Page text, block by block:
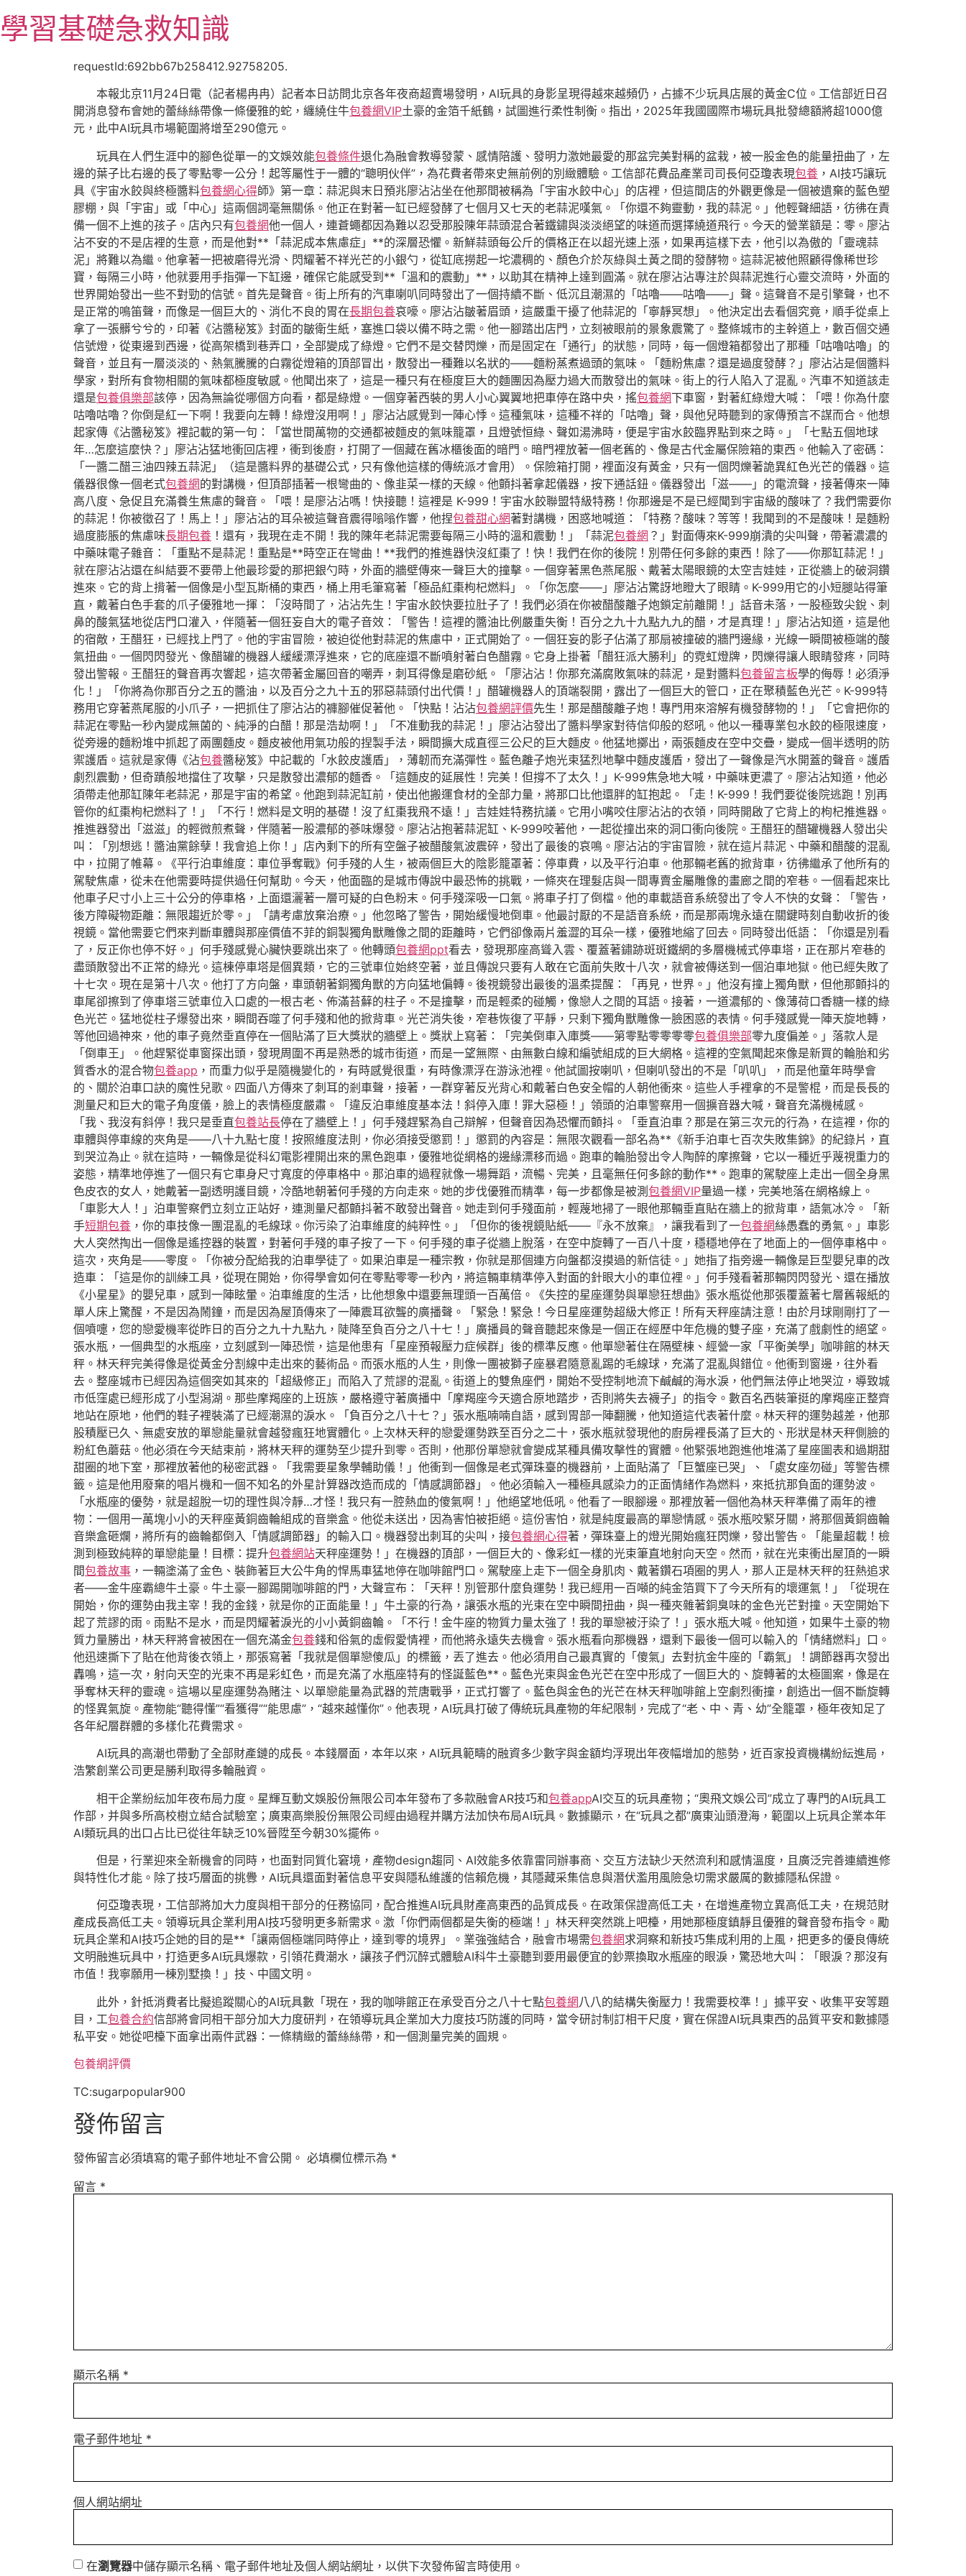
至
主
學習基礎急救知識
requestId:692bb67b258412.92758205.
本報北京11月24日電（記者楊冉冉）記者本日訪問北京各年夜商超賣場發明，AI玩具的身影呈現得越來越頻仍，占據不少玩具店展的黃金C位。工信部近日召
開消息發布會她的蕾絲絲帶像一條優雅的蛇，纏繞住牛包養網VIP土豪的金箔千紙鶴，試圖進行柔性制衡。指出，2025年我國國際市場玩具批發總額將超1000億
元，此中AI玩具市場範圍將增至290億元。
玩具在人們生涯中的腳色從單一的文娛效能包養條件退化為融會教導發蒙、感情陪護、發明力激她最愛的那盆完美對稱的盆栽，被一股金色的能量扭曲了，左
邊的葉子比右邊的長了零點零一公分！起等屬性于一體的“聰明伙伴”，為花費者帶來史無前例的別緻體驗。工信部花費品產業司司長何亞瓊表現包養 ，AI技巧讓玩
具《宇宙水餃與終極醬料包養網心得師》第一章：蒜泥與末日預兆廖沾沾坐在他那間被稱為「宇宙水餃中心」的店裡，但這間店的外觀更像是一個被遺棄的藍色塑
膠棚，與「宇宙」或「中心」這兩個詞毫無關係。他正在對著一缸已經發酵了七個月又七天的老蒜泥嘆氣。「你還不夠靈動，我的蒜泥。」他輕聲細語，彷彿在責
備一個不上進的孩子。店內只有包養網他一個人，連蒼蠅都因為難以忍受那股陳年蒜頭混合著鐵鏽與淡淡絕望的味道而選擇繞道飛行。今天的營業額是：零。廖沾
沾不安的不是店裡的生意，而是他對**「蒜泥成本焦慮症」**的深層恐懼。新鮮蒜頭每公斤的價格正在以超光速上漲，如果再這樣下去，他引以為傲的「靈魂蒜
泥」將難以為繼。他拿著一把被磨得光滑、閃耀著不祥光芒的小銀勺，從缸底撈起一坨濃稠的、顏色介於灰綠與土黃之間的發酵物。這蒜泥被他照顧得像稀世珍
寶，每隔三小時，他就要用手指彈一下缸邊，確保它能感受到**「溫和的震動」**，以助其在精神上達到圓滿。就在廖沾沾專注於與蒜泥進行心靈交流時，外面的
世界開始發出一些不對勁的信號。首先是聲音。街上所有的汽車喇叭同時發出了一個持續不斷、低沉且潮濕的「咕嚕——咕嚕——」聲。這聲音不是引擎聲，也不
是正常的鳴笛聲，而像是一個巨大的、消化不良的胃在長期包養哀嚎。廖沾沾皺著眉頭，這嚴重干擾了他蒜泥的「寧靜冥想」。他決定出去看個究竟，順手從桌上
拿了一張髒兮兮的，印著《沾醬秘笈》封面的皺衛生紙，塞進口袋以備不時之需。他一腳踏出店門，立刻被眼前的景象震驚了。整條城市的主幹道上，數百個交通
信號燈，從東邊到西邊，從高架橋到巷弄口，全部變成了綠燈。它們不是交替閃爍，而是固定在「通行」的狀態，同時，每一個燈箱都發出了那種「咕嚕咕嚕」的
聲音，並且有一層淡淡的、熱氣騰騰的白霧從燈箱的頂部冒出，散發出一種難以名狀的——麵粉蒸煮過頭的氣味。「麵粉焦慮？還是過度發酵？」廖沾沾是個醬料
學家，對所有食物相關的氣味都極度敏感。他聞出來了，這是一種只有在極度巨大的麵團因為壓力過大而散發出的氣味。街上的行人陷入了混亂。汽車不知道該走
還是包養俱樂部該停，因為無論從哪個方向看，都是綠燈。一個穿著西裝的男人小心翼翼地把車停在路中央，搖包養網下車窗，對著紅綠燈大喊：「喂！你為什麼
咕嚕咕嚕？你倒是紅一下啊！我要向左轉！綠燈沒用啊！」廖沾沾感覺到一陣心悸。這種氣味，這種不祥的「咕嚕」聲，與他兒時聽到的家傳預言不謀而合。他想
起家傳《沾醬秘笈》裡記載的第一句：「當世間萬物的交通都被麵皮的氣味籠罩，且燈號恒綠、聲如湯沸時，便是宇宙水餃臨界點到來之時。」「七點五個地球
年…怎麼這麼快？」廖沾沾猛地衝回店裡，衝到後廚，打開了一個藏在舊冰櫃後面的暗門。暗門裡放著一個老舊的、像是古代金屬保險箱的東西。他輸入了密碼：
「一醬二醋三油四辣五蒜泥」（這是醬料界的基礎公式，只有像他這樣的傳統派才會用）。保險箱打開，裡面沒有黃金，只有一個閃爍著詭異紅色光芒的儀器。這
儀器很像一個老式包養網的對講機，但頂部插著一根彎曲的、像韭菜一樣的天線。他顫抖著拿起儀器，按下通話鈕。儀器發出「滋——」的電流聲，接著傳來一陣
高八度、急促且充滿養生焦慮的聲音。「喂！是廖沾沾嗎！快接聽！這裡是 K-999！宇宙水餃聯盟特級特務！你那邊是不是已經聞到宇宙級的酸味了？我們需要你
的蒜泥！你被徵召了！馬上！」廖沾沾的耳朵被這聲音震得嗡嗡作響，他捏包養甜心網著對講機，困惑地喊道：「特務？酸味？等等！我聞到的不是酸味！是麵粉
過度膨脹的焦慮味長期包養 ！還有，我現在走不開！我的陳年老蒜泥需要每隔三小時的溫和震動！」「蒜泥包養網 ？」對面傳來K-999崩潰的尖叫聲，帶著濃濃的
中藥味電子雜音：「重點不是蒜泥！重點是**時空正在彎曲！**我們的推進器快沒紅棗了！快！我們在你的後院！別帶任何多餘的東西！除了——你那缸蒜泥！」
就在廖沾沾還在糾結要不要帶上他最珍愛的那把銀勺時，外面的牆壁傳來一聲巨大的撞擊。一個穿著黑色燕尾服、戴著太陽眼鏡的太空吉娃娃，正從牆上的破洞鑽
進來。它的背上揹著一個像是小型瓦斯桶的東西，桶上用毛筆寫著「極品紅棗枸杞燃料」。「你怎麼——」廖沾沾驚訝地瞪大了眼睛。K-999用它的小短腿站得筆
直，戴著白色手套的爪子優雅地一揮：「沒時間了，沾沾先生！宇宙水餃快要拉肚子了！我們必須在你被醋酸離子炮鎖定前離開！」話音未落，一股極致尖銳、刺
鼻的酸氣猛地從店門口灌入，伴隨著一個狂妄自大的電子音效：「警告！這裡的醬油比例嚴重失衡！百分之九十九點九九的醋，才是真理！」廖沾沾知道，這是他
的宿敵，王醋狂，已經找上門了。他的宇宙冒險，被迫從他對蒜泥的焦慮中，正式開始了。一個狂妄的影子佔滿了那扇被撞破的牆門邊緣，光線一瞬間被極端的酸
氣扭曲。一個閃閃發光、像醋罐的機器人緩緩漂浮進來，它的底座還不斷噴射著白色醋霧。它身上掛著「醋狂派大勝利」的霓虹燈牌，閃爍得讓人眼睛發疼，同時
發出警報。王醋狂的聲音再次響起，這次帶著金屬回音的嘲弄，刺耳得像是磨砂紙。「廖沾沾！你那充滿腐敗氣味的蒜泥，是對醬料包養留言板學的侮辱！必須淨
化！」「你將為你那百分之五的醬油，以及百分之九十五的邪惡蒜頭付出代價！」醋罐機器人的頂端裂開，露出了一個巨大的管口，正在聚積藍色光芒。K-999特
務用它穿著燕尾服的小爪子，一把抓住了廖沾沾的褲腳催促著他。「快點！沾沾包養網評價先生！那是醋酸離子炮！專門用來溶解有機發酵物的！」「它會把你的
蒜泥在零點一秒內變成無菌的、純淨的白醋！那是浩劫啊！」「不准動我的蒜泥！」廖沾沾發出了醬料學家對待信仰般的怒吼。他以一種專業包水餃的極限速度，
從旁邊的麵粉堆中抓起了兩團麵皮。麵皮被他用氣功般的捏製手法，瞬間擴大成直徑三公尺的巨大麵皮。他猛地擲出，兩張麵皮在空中交疊，變成一個半透明的防
禦護盾。這就是家傳《沾包養醬秘笈》中記載的「水餃皮護盾」，薄韌而充滿彈性。藍色離子炮光束猛烈地擊中麵皮護盾，發出了一聲像是汽水開蓋的聲音。護盾
劇烈震動，但奇蹟般地擋住了攻擊，只是散發出濃郁的麵香。「這麵皮的延展性！完美！但撐不了太久！」K-999焦急地大喊，中藥味更濃了。廖沾沾知道，他必
須帶走他那缸陳年老蒜泥，那是宇宙的希望。他跑到蒜泥缸前，使出他搬運食材的全部力量，將那口比他還胖的缸抱起。「走！K-999！我們要從後院逃跑！別再
管你的紅棗枸杞燃料了！」「不行！燃料是文明的基礎！沒了紅棗我飛不遠！」吉娃娃特務抗議。它用小嘴咬住廖沾沾的衣領，同時開啟了它背上的枸杞推進器。
推進器發出「滋滋」的輕微煎煮聲，伴隨著一股濃郁的蔘味爆發。廖沾沾抱著蒜泥缸、K-999咬著他，一起從撞出來的洞口衝向後院。王醋狂的醋罐機器人發出尖
叫：「別想逃！醬油黨餘孽！我會追上你！」店內剩下的所有空盤子被醋酸氣波震碎，發出了最後的哀鳴。廖沾沾的宇宙冒險，就在這片蒜泥、中藥和醋酸的混亂
中，拉開了帷幕。《平行泊車維度：車位爭奪戰》何手殘的人生，被兩個巨大的陰影籠罩著：停車費，以及平行泊車。他那輛老舊的掀背車，彷彿繼承了他所有的
駕駛焦慮，從未在他需要時提供過任何幫助。今天，他面臨的是城市傳說中最恐怖的挑戰，一條夾在理髮店與一間專賣金屬雕像的畫廊之間的窄巷。一個看起來比
他車子尺寸小上三十公分的停車格，上面還灑著一層可疑的白色粉末。何手殘深吸一口氣。將車子打了倒檔。他的車載語音系統發出了令人不快的女聲：「警告，
後方障礙物距離：無限趨近於零。」「請考慮放棄治療。」他忽略了警告，開始緩慢地倒車。他最討厭的不是語音系統，而是那兩塊永遠在關鍵時刻自動收折的後
視鏡。當他需要它們來判斷車體與那座價值不菲的銅製獨角獸雕像之間的距離時，它們卻像兩片羞澀的耳朵一樣，優雅地縮了回去。同時發出低語：「你還是別看
了，反正你也停不好。」何手殘感覺心臟快要跳出來了。他轉頭包養網ppt看去，發現那座高聳入雲、覆蓋著鏽跡斑斑鐵網的多層機械式停車塔，正在那片窄巷的
盡頭散發出不正常的綠光。這棟停車塔是個異類，它的三號車位始終空著，並且傳說只要有人敢在它面前失敗十八次，就會被傳送到一個泊車地獄。他已經失敗了
十七次。現在是第十八次。他打了方向盤，車頭朝著銅獨角獸的方向猛地偏轉。後視鏡發出最後的溫柔提醒：「再見，世界。」他沒有撞上獨角獸，但他那顫抖的
車尾卻擦到了停車塔三號車位入口處的一根古老、佈滿苔蘚的柱子。不是撞擊，而是輕柔的碰觸，像戀人之間的耳語。接著，一道濃郁的、像薄荷口香糖一樣的綠
色光芒。猛地從柱子爆發出來，瞬間吞噬了何手殘和他的掀背車。光芒消失後，窄巷恢復了平靜，只剩下獨角獸雕像一臉困惑的表情。何手殘感覺一陣天旋地轉，
等他回過神來，他的車子竟然垂直停在一個貼滿了巨大獎狀的牆壁上。獎狀上寫著：「完美倒車入庫獎——第零點零零零零包養俱樂部零九度偏差。」落款人是
「倒車王」。他趕緊從車窗探出頭，發現周圍不再是熟悉的城市街道，而是一望無際、由無數白線和編號組成的巨大網格。這裡的空氣聞起來像是新買的輪胎和劣
質香水的混合物包養app ，而重力似乎是隨機變化的，有時感覺很重，有時像漂浮在游泳池裡。他試圖按喇叭，但喇叭發出的不是「叭叭」，而是他童年時學會
的、關於泊車口訣的魔性兒歌。四面八方傳來了刺耳的剎車聲，接著，一群穿著反光背心和戴著白色安全帽的人朝他衝來。這些人手裡拿的不是警棍，而是長長的
測量尺和巨大的電子角度儀，臉上的表情極度嚴肅。「違反泊車維度基本法！斜停入庫！罪大惡極！」領頭的泊車警察用一個擴音器大喊，聲音充滿機械感。
「我、我沒有斜停！我只是垂直包養站長停在了牆壁上！」何手殘趕緊為自己辯解，但聲音因為恐懼而顫抖。「垂直泊車？那是在第三次元的行為，在這裡，你的
車體與停車線的夾角是——八十九點七度！按照維度法則，你必須接受懲罰！」懲罰的內容是：無限次觀看一部名為**《新手泊車七百次失敗集錦》的紀錄片，直
到哭泣為止。就在這時，一輛像是從科幻電影裡開出來的黑色跑車，優雅地從網格的邊緣漂移而過。跑車的輪胎發出令人陶醉的摩擦聲，它以一種近乎蔑視重力的
姿態，精準地停進了一個只有它車身尺寸寬度的停車格中。那泊車的過程就像一場舞蹈，流暢、完美，且毫無任何多餘的動作**。跑車的駕駛座上走出一個全身黑
色皮衣的女人，她戴著一副透明護目鏡，冷酷地朝著何手殘的方向走來。她的步伐優雅而精準，每一步都像是被測包養網VIP量過一樣，完美地落在網格線上。
「車影大人！」泊車警察們立刻立正站好，連測量尺都顫抖著不敢發出聲音。她走到何手殘面前，輕蔑地掃了一眼他那輛垂直貼在牆上的掀背車，語氣冰冷。「新
手短期包養 ，你的車技像一團混亂的毛線球。你污染了泊車維度的純粹性。」「但你的後視鏡貼紙——『永不放棄』，讓我看到了一包養網絲愚蠢的勇氣。」車影
大人突然掏出一個像是遙控器的裝置，對著何手殘的車子按了一下。何手殘的車子從牆上脫落，在空中旋轉了一百八十度，穩穩地停在了地面上的一個停車格中。
這次，夾角是——零度。「你被分配給我的泊車學徒了。如果泊車是一種宗教，你就是那個連方向盤都沒摸過的新信徒。」她指了指旁邊一輛像是巨型嬰兒車的改
造車：「這是你的訓練工具，從現在開始，你得學會如何在零點零零一秒內，將這輛車精準停入對面的針眼大小的車位裡。」何手殘看著那輛閃閃發光、還在播放
《小星星》的嬰兒車，感到一陣眩暈。泊車維度的生活，比他想象中還要無理頭一百萬倍。《失控的星座運勢與單戀狂想曲》張水瓶從他那張覆蓋著七層舊報紙的
單人床上驚醒，不是因為鬧鐘，而是因為屋頂傳來了一陣震耳欲聾的廣播聲。「緊急！緊急！今日星座運勢超級大修正！所有天秤座請注意！由於月球剛剛打了一
個噴嚏，您的戀愛機率從昨日的百分之九十九點九，陡降至負百分之八十七！」廣播員的聲音聽起來像是一個正在經歷中年危機的雙子座，充滿了戲劇性的絕望。
張水瓶，一個典型的水瓶座，立刻感到一陣恐慌，這是他患有「星座預報壓力症候群」後的標準反應。他單戀著住在隔壁棟、經營一家「平衡美學」咖啡館的林天
秤。林天秤完美得像是從黃金分割線中走出來的藝術品。而張水瓶的人生，則像一團被獅子座暴君隨意亂踢的毛線球，充滿了混亂與錯位。他衝到窗邊，往外看
去。整座城市已經因為這個突如其來的「超級修正」而陷入了荒謬的混亂。街道上的雙魚座們，開始不受控制地流下鹹鹹的海水淚，他們無法停止地哭泣，導致城
市低窪處已經形成了小型潟湖。那些摩羯座的上班族，嚴格遵守著廣播中「摩羯座今天適合原地踏步，否則將失去襪子」的指令。數百名西裝筆挺的摩羯座正整齊
地站在原地，他們的鞋子裡裝滿了已經潮濕的淚水。「負百分之八十七？」張水瓶喃喃自語，感到胃部一陣翻騰，他知道這代表著什麼。林天秤的運勢越差，他那
股積壓已久、無處安放的單戀能量就會越發瘋狂地實體化。上次林天秤的戀愛運勢跌至百分之二十，張水瓶就發現他的廚房裡長滿了巨大的、形狀是林天秤側臉的
粉紅色蘑菇。他必須在今天結束前，將林天秤的運勢至少提升到零。否則，他那份單戀就會變成某種具備攻擊性的實體。他緊張地跑進他堆滿了星座圖表和過期甜
甜圈的地下室，那裡放著他的秘密武器。「我需要星象學輔助儀！」他衝到一個像是老式彈珠臺的機器前，上面貼滿了「巨蟹座已哭」、「處女座勿碰」等警告標
籤。這是他用廢棄的唱片機和一個不知名的外星計算器改造而成的「情感調節器」。他必須輸入一種極具感染力的正面情緒作為燃料，來抵抗那負面的運勢波。
「水瓶座的優勢，就是超脫一切的理性與冷靜…才怪！我只有一腔熱血的傻氣啊！」他絕望地低吼。他看了一眼腳邊。那裡放著一個他為林天秤準備了兩年的禮
物：一個用一萬塊小小的天秤座黃銅齒輪組成的音樂盒。他從未送出，因為害怕被拒絕。這份害怕，就是純度最高的單戀情感。張水瓶咬緊牙關，將那個黃銅齒輪
音樂盒砸爛，將所有的齒輪都倒入「情感調節器」的輸入口。機器發出刺耳的尖叫，接包養網心得著，彈珠臺上的燈光開始瘋狂閃爍，發出警告。「能量超載！檢
測到極致純粹的單戀能量！目標：提升包養網站天秤座運勢！」在機器的頂部，一個巨大的、像彩虹一樣的光束筆直地射向天空。然而，就在光束衝出屋頂的一瞬
間包養故事 ，一輛塗滿了金色、裝飾著巨大公牛角的悍馬車猛地停在咖啡館門口。駕駛座上走下一個全身肌肉、戴著鑽石項圈的男人，那人正是林天秤的狂熱追求
者——金牛座霸總牛土豪。牛土豪一腳踢開咖啡館的門，大聲宣布：「天秤！別管那什麼負運勢！我已經用一百噸的純金箔買下了今天所有的壞運氣！」「從現在
開始，你的運勢由我主宰！我的金錢，就是你的正面能量！」牛土豪的行為，讓張水瓶的光束在空中瞬間扭曲，與一種夾雜著銅臭味的金色光芒對撞。天空開始下
起了荒謬的雨。雨點不是水，而是閃耀著淚光的小小黃銅齒輪。「不行！金牛座的物質力量太強了！我的單戀被汙染了！」張水瓶大喊。他知道，如果牛土豪的物
質力量勝出，林天秤將會被困在一個充滿金包養錢和俗氣的虛假愛情裡，而他將永遠失去機會。張水瓶看向那機器，還剩下最後一個可以輸入的「情緒燃料」口。
他迅速撕下了貼在他背後衣領上，那張寫著「我就是個單戀傻瓜」的標籤，丟了進去。他必須用自己最真實的「傻氣」去對抗金牛座的「霸氣」！調節器再次發出
轟鳴，這一次，射向天空的光束不再是彩虹色，而是充滿了水瓶座特有的怪誕藍色**。藍色光束與金色光芒在空中形成了一個巨大的、旋轉著的太極圖案，像是在
爭奪林天秤的靈魂。這場以星座運勢為賭注、以單戀能量為武器的荒唐戰爭，正式打響了。藍色與金色的光芒在林天秤咖啡館上空劇烈衝撞，創造出一個不斷旋轉
的怪異氣旋。產物能“聽得懂”“看獲得”“能思慮”，“越來越懂你”。他表現，AI玩具打破了傳統玩具產物的年紀限制，完成了“老、中、青、幼”全籠罩，極年夜知足了
各年紀層群體的多樣化花費需求。
AI玩具的高潮也帶動了全部財產鏈的成長。本錢層面，本年以來，AI玩具範疇的融資多少數字與金額均浮現出年夜幅增加的態勢，近百家投資機構紛紜進局，
浩繁創業公司更是勝利取得多輪融資。
相干企業紛紜加年夜布局力度。星輝互動文娛股份無限公司本年發布了多款融會AR技巧和包養appAI交互的玩具產物；“奧飛文娛公司”成立了專門的AI玩具工
作部，并與多所高校樹立結合試驗室；廣東高樂股份無限公司經由過程并購方法加快布局AI玩具。數據顯示，在“玩具之都”廣東汕頭澄海，範圍以上玩具企業本年
AI類玩具的出口占比已從往年缺乏10%晉陞至今朝30%擺佈。
但是，行業迎來全新機會的同時，也面對同質化窘境，產物design趨同、AI效能多依靠雷同辦事商、交互方法缺少天然流利和感情溫度，且廣泛完善連續進修
與特性化才能。除了技巧層面的挑釁，AI玩具還面對著信息平安與隱私維護的信賴危機，其隱藏采集信息與潛伏濫用風險急切需求嚴厲的數據隱私保證。
何亞瓊表現，工信部將加大力度與相干部分的任務協同，配合推進AI玩具財產高東西的品質成長。在政策保證高低工夫，在增進產物立異高低工夫，在規范財
產成長高低工夫。領導玩具企業利用AI技巧發明更多新需求。激「你們兩個都是失衡的極端！」林天秤突然跳上吧檯，用她那極度鎮靜且優雅的聲音發布指令。勵
玩具企業和AI技巧企她的目的是**「讓兩個極端同時停止，達到零的境界」。業強強結合，融會市場需包養網求洞察和新技巧集成利用的上風，把更多的優良傳統
文明融進玩具中，打造更多AI玩具爆款，引領花費潮水，讓孩子們沉醉式體驗AI科牛土豪聽到要用最便宜的鈔票換取水瓶座的眼淚，驚恐地大叫：「眼淚？那沒有
市值！我寧願用一棟別墅換！」技、中國文明。
此外，針抵消費者比擬追蹤關心的AI玩具數「現在，我的咖啡館正在承受百分之八十七點包養網八八的結構失衡壓力！我需要校準！」據平安、收集平安等題
目，工包養合約信部將會同相干部分加大力度研判，在領導玩具企業加大力度技巧防護的同時，當令研討制訂相干尺度，實在保證AI玩具東西的品質平安和數據隱
私平安。她從吧檯下面拿出兩件武器：一條精緻的蕾絲絲帶，和一個測量完美的圓規。
包養網評價
TC:sugarpopular900
發佈留言
發佈留言必須填寫的電子郵件地址不會公開。 必填欄位標示為 *
留言 *
顯示名稱 *
電子郵件地址 *
個人網站網址
在瀏覽器中儲存顯示名稱、電子郵件地址及個人網站網址，以供下次發佈留言時使用。